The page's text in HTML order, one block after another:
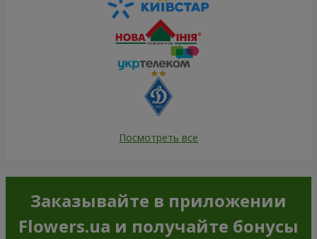
Посмотреть все
Заказывайте в приложении
Flowers.ua и получайте бонусы